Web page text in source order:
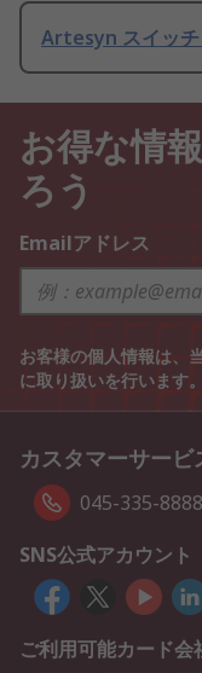
Artesyn スイッチ
お得な情
ろう
Emailアドレス
お客様の個人情報は、
に取り扱いを行います。
カスタマーサービ
045-335-
SNS公式アカウント
ご利用可能カード会